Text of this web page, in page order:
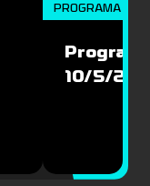
PROGRAMA
10/5/